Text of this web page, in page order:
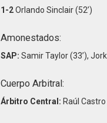
1-2Orlando Sinclair (52’)
Amonestados:
SAP: Samir Taylor (33’),
Cuerpo Arbitral:
Árbitro Central: Raúl Castro